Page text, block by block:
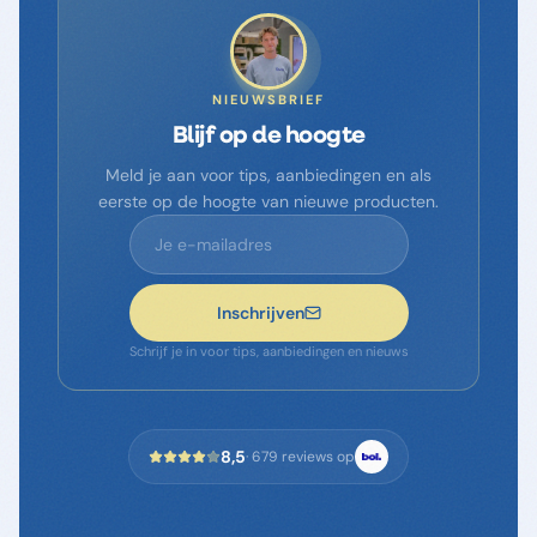
NIEUWSBRIEF
Blijf op de hoogte
Meld je aan voor tips, aanbiedingen en als
eerste op de hoogte van nieuwe producten.
Inschrijven
Schrijf je in voor tips, aanbiedingen en nieuws
8,5·679 reviews op